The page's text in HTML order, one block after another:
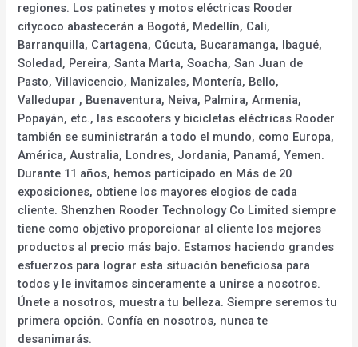
regiones. Los patinetes y motos eléctricas Rooder
citycoco abastecerán a Bogotá, Medellín, Cali,
Barranquilla, Cartagena, Cúcuta, Bucaramanga, Ibagué,
Soledad, Pereira, Santa Marta, Soacha, San Juan de
Pasto, Villavicencio, Manizales, Montería, Bello,
Valledupar , Buenaventura, Neiva, Palmira, Armenia,
Popayán, etc., las escooters y bicicletas eléctricas Rooder
también se suministrarán a todo el mundo, como Europa,
América, Australia, Londres, Jordania, Panamá, Yemen.
Durante 11 años, hemos participado en Más de 20
exposiciones, obtiene los mayores elogios de cada
cliente. Shenzhen Rooder Technology Co Limited siempre
tiene como objetivo proporcionar al cliente los mejores
productos al precio más bajo. Estamos haciendo grandes
esfuerzos para lograr esta situación beneficiosa para
todos y le invitamos sinceramente a unirse a nosotros.
Únete a nosotros, muestra tu belleza. Siempre seremos tu
primera opción. Confía en nosotros, nunca te
desanimarás.